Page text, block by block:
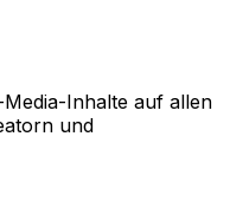
Inhalte auf allen
und